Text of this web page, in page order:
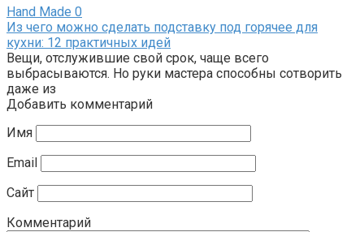
Hand Made 0
Из чего можно сделать подставку под горячее для
кухни: 12 практичных идей
Вещи, отслужившие свой срок, чаще всего
выбрасываются. Но руки мастера способны сотворить
даже из
Добавить комментарий
Имя
Email
Сайт
Комментарий